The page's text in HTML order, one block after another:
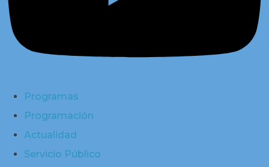
Programas
Programación
Actualidad
Servicio Público